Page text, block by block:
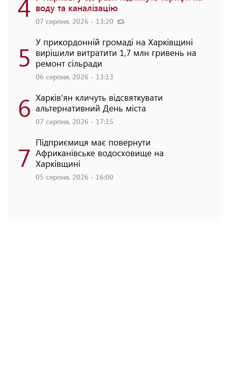
воду та каналізацію
07 серпня, 2026 - 13:20
5 У прикордонній громаді на Харківщині
вирішили витратити 1,7 млн гривень на
ремонт сільради
06 серпня, 2026 - 13:13
6 Харків'ян кличуть відсвяткувати
альтернативний День міста
07 серпня, 2026 - 17:15
7 Підприємиця має повернути
Африканівське водосховище на
Харківщині
05 серпня, 2026 - 16:00